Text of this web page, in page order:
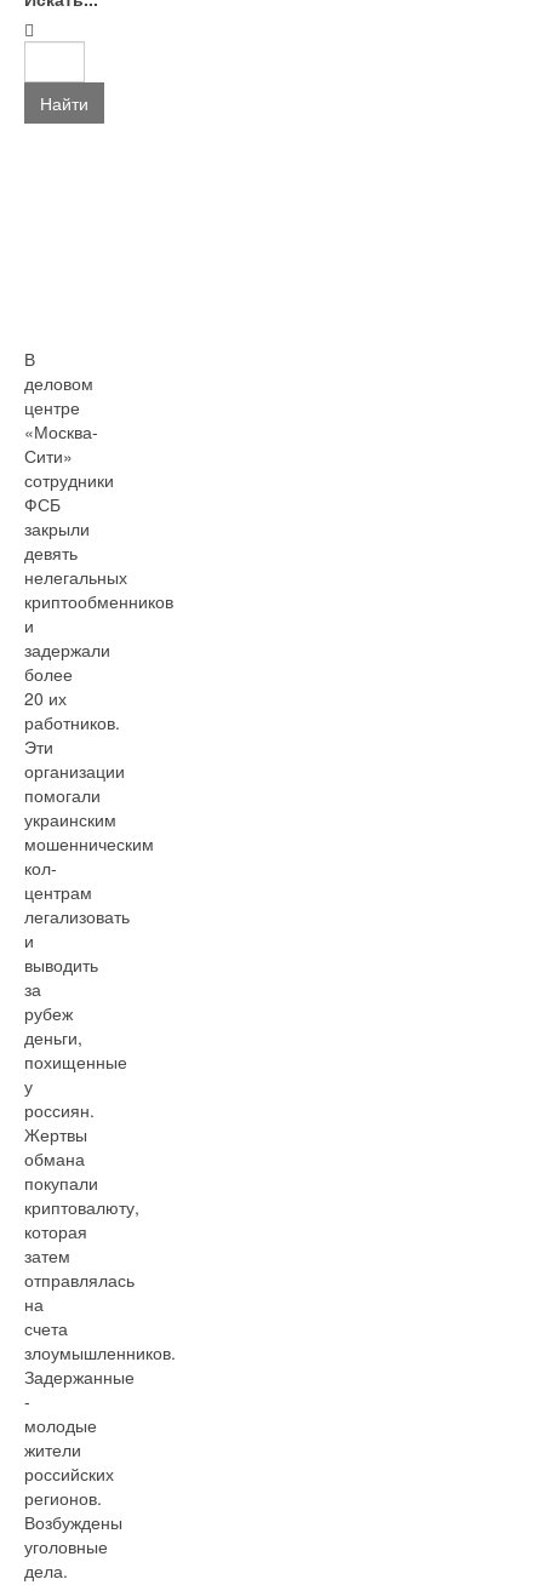
Найти
В
деловом
центре
«Москва-
Сити»
сотрудники
ФСБ
закрыли
девять
нелегальных
криптообменников
и
задержали
более
20 их
работников.
Эти
организации
помогали
украинским
мошенническим
кол-
центрам
легализовать
и
выводить
за
рубеж
деньги,
похищенные
у
россиян.
Жертвы
обмана
покупали
криптовалюту,
которая
затем
отправлялась
на
счета
злоумышленников.
Задержанные
-
молодые
жители
российских
регионов.
Возбуждены
уголовные
дела.